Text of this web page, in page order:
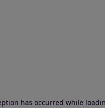
has occurred while